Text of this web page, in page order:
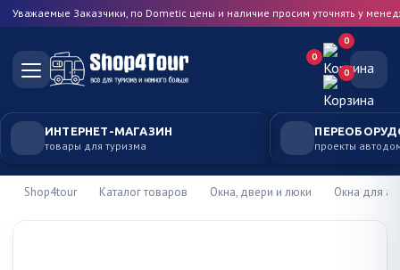
Уважаемые Заказчики, по Dometic цены и наличие просим уточнять у
0
0
0
ИНТЕРНЕТ-МАГАЗИН
товары для туризма проекты
Shop4tour Каталог товаров Окна, двери и люки Окна для